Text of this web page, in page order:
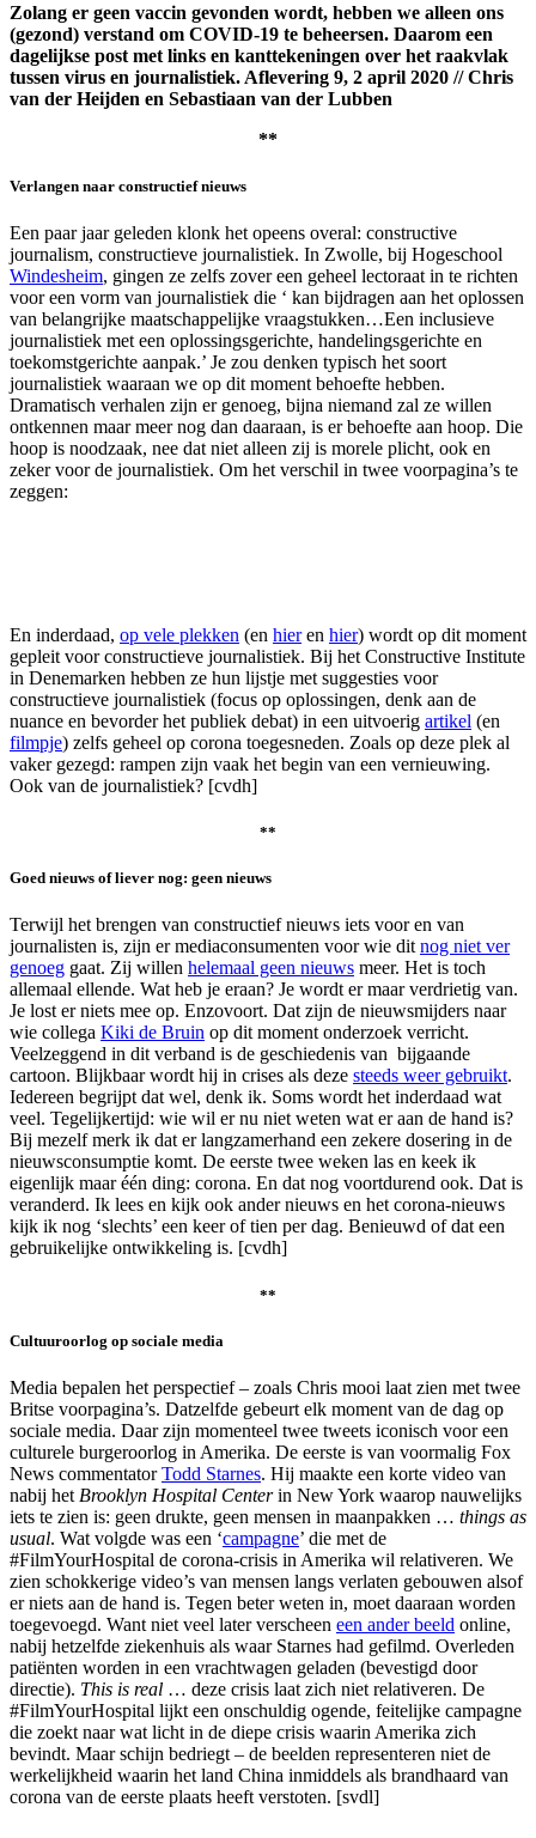
Zolang er geen vaccin gevonden wordt, hebben we alleen ons
(gezond) verstand om COVID-19 te beheersen. Daarom een
dagelijkse post met links en kanttekeningen over het raakvlak
tussen virus en journalistiek. Aflevering 9, 2 april 2020 // Chris
van der Heijden en Sebastiaan van der Lubben
**
Verlangen naar constructief nieuws
Een paar jaar geleden klonk het opeens overal: constructive
journalism, constructieve journalistiek. In Zwolle, bij Hogeschool
Windesheim, gingen ze zelfs zover een geheel lectoraat in te richten
voor een vorm van journalistiek die ‘ kan bijdragen aan het oplossen
van belangrijke maatschappelijke vraagstukken…Een inclusieve
journalistiek met een oplossingsgerichte, handelingsgerichte en
toekomstgerichte aanpak.’ Je zou denken typisch het soort
journalistiek waaraan we op dit moment behoefte hebben.
Dramatisch verhalen zijn er genoeg, bijna niemand zal ze willen
ontkennen maar meer nog dan daaraan, is er behoefte aan hoop. Die
hoop is noodzaak, nee dat niet alleen zij is morele plicht, ook en
zeker voor de journalistiek. Om het verschil in twee voorpagina’s te
zeggen:
En inderdaad, op vele plekken (en hieren hier) wordt op dit moment
gepleit voor constructieve journalistiek. Bij het Constructive Institute
in Denemarken hebben ze hun lijstje met suggesties voor
constructieve journalistiek (focus op oplossingen, denk aan de
nuance en bevorder het publiek debat) in een uitvoerig artikel (en
filmpje) zelfs geheel op corona toegesneden. Zoals op deze plek al
vaker gezegd: rampen zijn vaak het begin van een vernieuwing.
Ook van de journalistiek? [cvdh]
**
Goed nieuws of liever nog: geen nieuws
Terwijl het brengen van constructief nieuws iets voor en van
journalisten is, zijn er mediaconsumenten voor wie ditnog niet ver
genoeg gaat. Zij willen helemaal geen nieuws meer. Het is toch
allemaal ellende. Wat heb je eraan? Je wordt er maar verdrietig van.
Je lost er niets mee op. Enzovoort. Dat zijn de nieuwsmijders naar
wie collega Kiki de Bruin op dit moment onderzoek verricht.
Veelzeggend in dit verband is de geschiedenis van bijgaande
cartoon. Blijkbaar wordt hij in crises als deze steeds weer gebruikt.
Iedereen begrijpt dat wel, denk ik. Soms wordt het inderdaad wat
veel. Tegelijkertijd: wie wil er nu niet weten wat er aan de hand is?
Bij mezelf merk ik dat er langzamerhand een zekere dosering in de
nieuwsconsumptie komt. De eerste twee weken las en keek ik
eigenlijk maar één ding: corona. En dat nog voortdurend ook. Dat is
veranderd. Ik lees en kijk ook ander nieuws en het corona-nieuws
kijk ik nog ‘slechts’ een keer of tien per dag. Benieuwd of dat een
gebruikelijke ontwikkeling is. [cvdh]
**
Cultuuroorlog op sociale media
Media bepalen het perspectief – zoals Chris mooi laat zien met twee
Britse voorpagina’s. Datzelfde gebeurt elk moment van de dag op
sociale media. Daar zijn momenteel twee tweets iconisch voor een
culturele burgeroorlog in Amerika. De eerste is van voormalig Fox
News commentatorTodd Starnes. Hij maakte een korte video van
nabij het Brooklyn Hospital Centerin New York waarop nauwelijks
iets te zien is: geen drukte, geen mensen in maanpakken … things as
usual. Wat volgde was een ‘campagne’ die met de
#FilmYourHospital de corona-crisis in Amerika wil relativeren. We
zien schokkerige video’s van mensen langs verlaten gebouwen alsof
er niets aan de hand is. Tegen beter weten in, moet daaraan worden
toegevoegd. Want niet veel later verscheen een ander beeld online,
nabij hetzelfde ziekenhuis als waar Starnes had gefilmd. Overleden
patiënten worden in een vrachtwagen geladen (bevestigd door
directie). This is real … deze crisis laat zich niet relativeren. De
#FilmYourHospital lijkt een onschuldig ogende, feitelijke campagne
die zoekt naar wat licht in de diepe crisis waarin Amerika zich
bevindt. Maar schijn bedriegt – de beelden representeren niet de
werkelijkheid waarin het land China inmiddels als brandhaard van
corona van de eerste plaats heeft verstoten. [svdl]